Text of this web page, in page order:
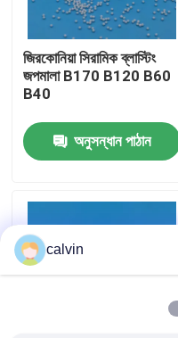
আমাদের সাথে যোগাযোগ করুন
উদ্ধৃতির জন্য আবেদন
সিরামিক পুঁতি বিস্ফোরণ
জিরকোনিয়া সিরামিক ব্লাস্টিং
জপমালা B170 B120 B60
B40
অনুসন্ধান পাঠান
calvin